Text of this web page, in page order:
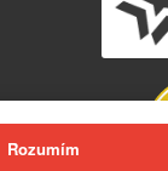
Rozumím